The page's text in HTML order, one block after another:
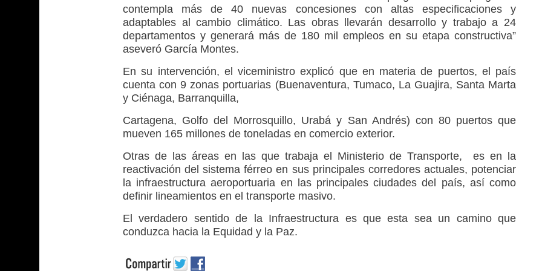
contempla más de 40 nuevas concesiones con altas especificaciones y
adaptables al cambio climático. Las obras llevarán desarrollo y trabajo a 24
departamentos y generará más de 180 mil empleos en su etapa constructiva”
aseveró García Montes.
En su intervención, el viceministro explicó que en materia de puertos, el país
cuenta con 9 zonas portuarias (Buenaventura, Tumaco, La Guajira, Santa Marta
y Ciénaga, Barranquilla,
Cartagena, Golfo del Morrosquillo, Urabá y San Andrés) con 80 puertos que
mueven 165 millones de toneladas en comercio exterior.
Otras de las áreas en las que trabaja el Ministerio de Transporte, es en la
reactivación del sistema férreo en sus principales corredores actuales, potenciar
la infraestructura aeroportuaria en las principales ciudades del país, así como
definir lineamientos en el transporte masivo.
El verdadero sentido de la Infraestructura es que esta sea un camino que
conduzca hacia la Equidad y la Paz.